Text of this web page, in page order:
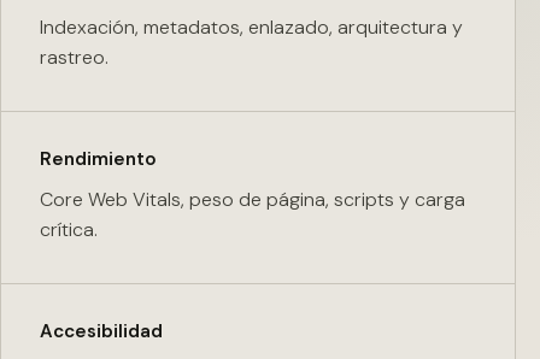
Indexación, metadatos, enlazado, arquitectura y
rastreo.
Rendimiento
Core Web Vitals, peso de página, scripts y carga
crítica.
Accesibilidad